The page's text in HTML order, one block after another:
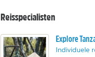
Reisspecialisten
Explore
Individuele